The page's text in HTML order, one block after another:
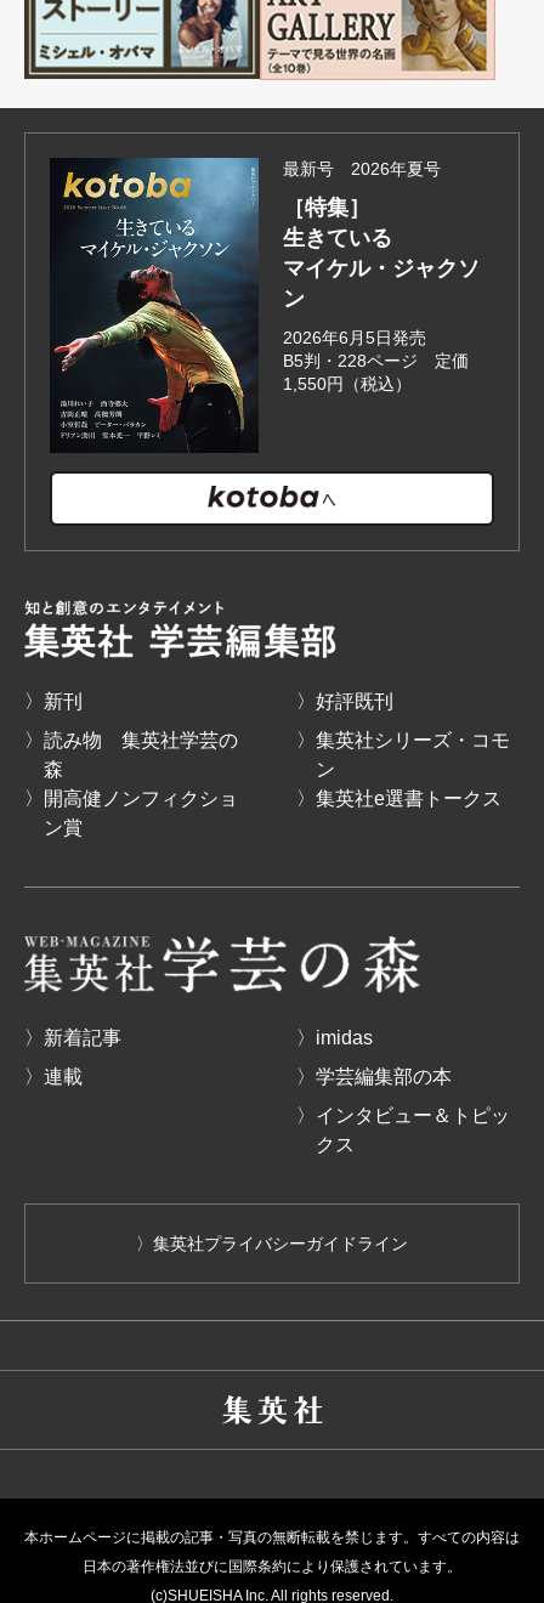
最新号 2026年夏号
［特集］
生きている
マイケル・ジャクソ
ン
2026年6月5日発売
B5判・228ページ 定価
1,550円（税込）
〉新刊
〉読み物 集英社学芸の
森
〉開高健ノンフィクショ
ン賞
〉好評既刊
〉集英社シリーズ・コモ
ン
〉集英社e選書トークス
〉新着記事
〉連載
〉imidas
〉学芸編集部の本
〉インタビュー＆トピッ
クス
〉集英社プライバシーガイドライン
本ホームページに掲載の記事・写真の無断転載を禁じます。すべての内容は
日本の著作権法並びに国際条約により保護されています。
(c)SHUEISHA Inc. All rights reserved.